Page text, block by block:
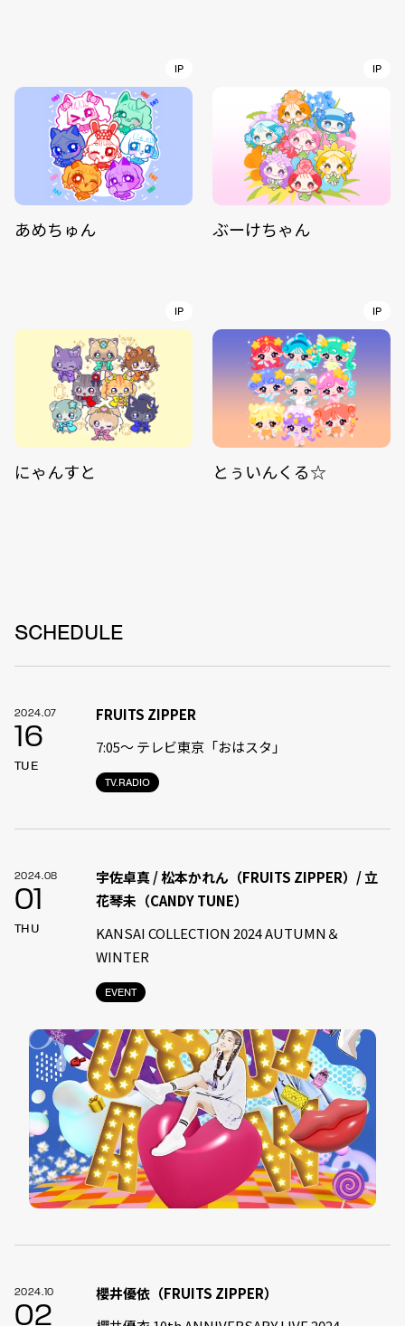
IP
あめちゅん
IP
ぶーけちゃん
IP
にゃんすと
IP
とぅいんくる☆
SCHEDULE
2024.07
16
TUE
TV.RADIO
FRUITS ZIPPER
7:05〜 テレビ東京「おはスタ」
2024.08
01
THU
EVENT
宇佐卓真 / 松本かれん（FRUITS ZIPPER）/ 立
花琴未（CANDY TUNE）
KANSAI COLLECTION 2024 AUTUMN＆
WINTER
2024.10
02
櫻井優依（FRUITS ZIPPER）